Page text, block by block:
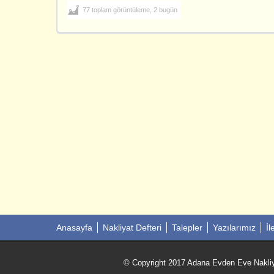
77 toplam görüntüleme, 2 bugün
Anasayfa Nakliyat Defteri Talepler Yazılarımız
© Copyright 2017 Adana Evden Eve